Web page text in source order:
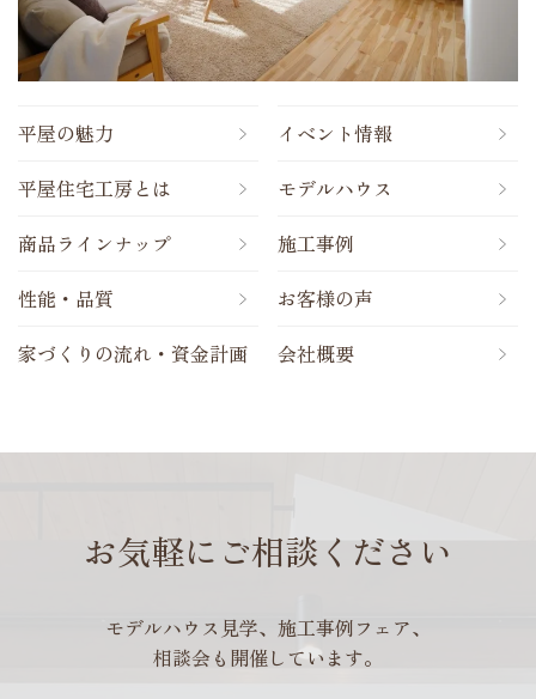
平屋の魅力
平屋住宅工房とは
商品ラインナップ
性能・品質
家づくりの流れ・資金計画
イベント情報
モデルハウス
施工事例
お客様の声
会社概要
お気軽にご相談ください
モデルハウス見学、施工事例フェア、
相談会も開催しています。